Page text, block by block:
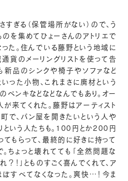
ぎる（保管場所がない）ので、う
を集めてひょーさんのアトリエで
った。住んでいる藤野という地域に
貨のメーリングリストを使って告
新品のシンクや椅子やソファなど
った小物、これまさに廃材という
ペンキなどなどなんでもあり。オー
来てくれた。藤野はアーティスト
で、パン屋を開きたいという人や
いう人たちも。100円とか200円
てもらって、最終的に好きに持って
。ちょっと壊れてても「全然問題な
？！」とものすごく喜んでくれて、ア
すべてなくなった。爽快…！今ま